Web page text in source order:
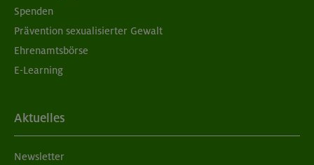
Spenden
Prävention sexualisierter Gewalt
Ehrenamtsbörse
E-Learning
Aktuelles
Newsletter